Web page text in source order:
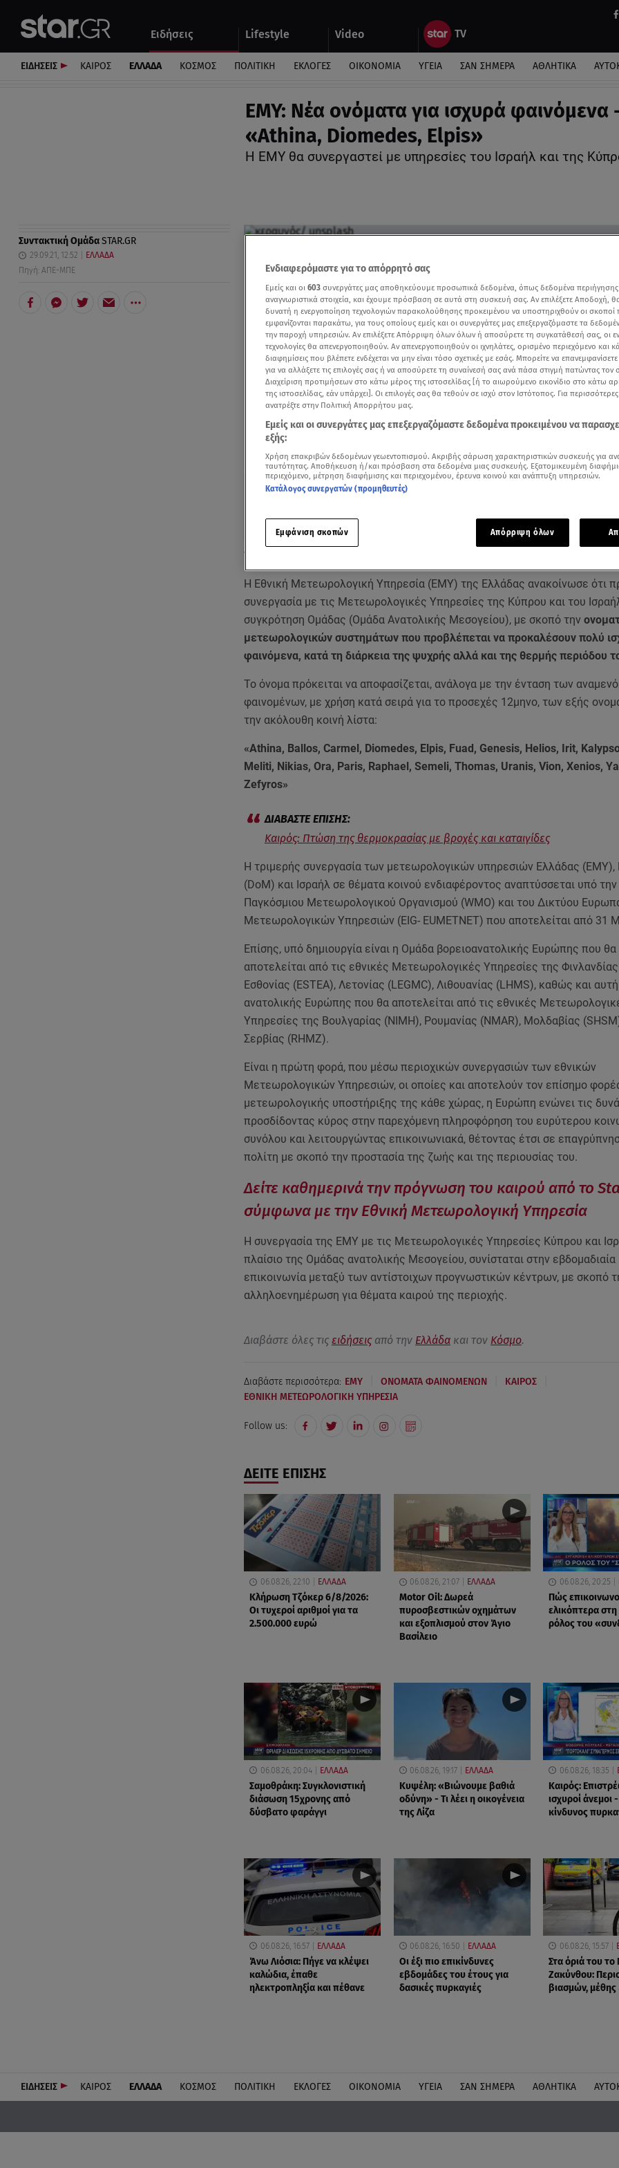
Ειδήσεις Lifestyle Video
Αυτοκίνητο
ΕΙΔΗΣΕΙΣ ΚΑΙΡΟΣ ΕΛΛΑΔΑ ΚΟΣΜΟΣ ΠΟΛΙΤΙΚΗ ΕΚΛΟΓΕΣ ΟΙΚΟΝΟΜΙΑ ΥΓΕΙΑ ΣΑΝ ΣΗΜΕΡΑ ΑΘΛΗΤΙΚΑ
ΕΜΥ: Νέα ονόματα για ισχυρά φαινόμενα
«Athina, Diomedes, Elpis»
Η ΕΜΥ θα συνεργαστεί με υπηρεσίες του Ισραήλ και της
Συντακτική ΟμάδαSTAR.GR
29.09.21, 12:52
ΕΛΛΑΔΑ
Πηγή: ΑΠΕ-ΜΠΕ
Δείτε περισσότερα άρθρα μας στα αποτελέσματα αναζήτησης
Η Εθνική Μετεωρολογική Υπηρεσία (ΕΜΥ) της Ελλάδας ανακοίνωσε ότι
συνεργασία με τις Μετεωρολογικές Υπηρεσίες της Κύπρου και του
συγκρότηση Ομάδας (Ομάδα Ανατολικής Μεσογείου), με σκοπό την
μετεωρολογικών συστημάτων που προβλέπεται να προκαλέσουν πολύ
φαινόμενα, κατά τη διάρκεια της ψυχρής αλλά και της θερμής περιόδου
Το όνομα πρόκειται να αποφασίζεται, ανάλογα με την ένταση των
φαινομένων, με χρήση κατά σειρά για το προσεχές 12μηνο, των εξής
την ακόλουθη κοινή λίστα:
«Athina, Ballos, Carmel, Diomedes, Elpis, Fuad, Genesis, Helios, Irit,
Meliti, Nikias, Ora, Paris, Raphael, Semeli, Thomas, Uranis, Vion, Xenios,
Zefyros»
Καιρός: Πτώση της θερμοκρασίας με βροχές και καταιγίδες
Η τριμερής συνεργασία των μετεωρολογικών υπηρεσιών Ελλάδας (ΕΜΥ),
(DoM) και Ισραήλ σε θέματα κοινού ενδιαφέροντος αναπτύσσεται υπό την
Παγκόσμιου Μετεωρολογικού Οργανισμού (WMO) και του Δικτύου
Μετεωρολογικών Υπηρεσιών (EIG- EUMETNET) που αποτελείται από 31
Επίσης, υπό δημιουργία είναι η Ομάδα βορειοανατολικής Ευρώπης που θα
αποτελείται από τις εθνικές Μετεωρολογικές Υπηρεσίες της
Εσθονίας (ESTEA), Λετονίας (LEGMC), Λιθουανίας (LHMS), καθώς και
ανατολικής Ευρώπης που θα αποτελείται από τις εθνικές
Υπηρεσίες της Βουλγαρίας (NIMH), Ρουμανίας (NMAR), Μολδαβίας
Σερβίας (RHMZ).
Είναι η πρώτη φορά, που μέσω περιοχικών συνεργασιών των εθνικών
Μετεωρολογικών Υπηρεσιών, οι οποίες και αποτελούν τον επίσημο
μετεωρολογικής υποστήριξης της κάθε χώρας, η Ευρώπη ενώνει τις
προσδίδοντας κύρος στην παρεχόμενη πληροφόρηση του ευρύτερου
συνόλου και λειτουργώντας επικοινωνιακά, θέτοντας έτσι σε
πολίτη με σκοπό την προστασία της ζωής και της περιουσίας του.
Δείτε καθημερινά την πρόγνωση του καιρού από το
σύμφωνα με την Εθνική Μετεωρολογική Υπηρεσία
Η συνεργασία της ΕΜΥ με τις Μετεωρολογικές Υπηρεσίες Κύπρου και
πλαίσιο της Ομάδας ανατολικής Μεσογείου, συνίσταται στην εβδομαδιαία
επικοινωνία μεταξύ των αντίστοιχων προγνωστικών κέντρων, με σκοπό
αλληλοενημέρωση για θέματα καιρού της περιοχής.
Διαβάστε όλες τις ειδήσειςαπό την Ελλάδακαι τον Κόσμο.
Διαβάστε περισσότερα: ΕΜΥ ΟΝΟΜΑΤΑ ΦΑΙΝΟΜΕΝΩΝ ΚΑΙΡΟΣ
ΕΘΝΙΚΗ ΜΕΤΕΩΡΟΛΟΓΙΚΗ ΥΠΗΡΕΣΙΑ
Follow us:
ΔΕΙΤΕ ΕΠΙΣΗΣ
06.08.26, 22:10 ΕΛΛΑΔΑ
Κλήρωση Τζόκερ 6/8/2026:
Οι τυχεροί αριθμοί για τα
2.500.000 ευρώ
06.08.26, 21:07 ΕΛΛΑΔΑ
Motor Oil: Δωρεά
πυροσβεστικών οχημάτων
και εξοπλισμού στον Άγιο
Βασίλειο
06.08.26, 20:25
Πώς
ελικόπτερα
ρόλος του
06.08.26, 20:04 ΕΛΛΑΔΑ
Σαμοθράκη: Συγκλονιστική
διάσωση 15χρονης από
δύσβατο φαράγγι
06.08.26, 19:17 ΕΛΛΑΔΑ
Κυψέλη: «Βιώνουμε βαθιά
οδύνη» - Τι λέει η οικογένεια
της Λίζα
06.08.26, 18:35
Καιρός:
ισχυροί άνεμοι
κίνδυνος
06.08.26, 16:57 ΕΛΛΑΔΑ
Άνω Λιόσια: Πήγε να κλέψει
καλώδια, έπαθε
ηλεκτροπληξία και πέθανε
06.08.26, 16:50 ΕΛΛΑΔΑ
Οι έξι πιο επικίνδυνες
εβδομάδες του έτους για
δασικές πυρκαγιές
06.08.26, 15:57
Στα όριά του
Ζακύνθου:
βιασμών, μέθης
ΕΙΔΗΣΕΙΣ ΚΑΙΡΟΣ ΕΛΛΑΔΑ ΚΟΣΜΟΣ ΠΟΛΙΤΙΚΗ ΕΚΛΟΓΕΣ ΟΙΚΟΝΟΜΙΑ ΥΓΕΙΑ ΣΑΝ ΣΗΜΕΡΑ ΑΘΛΗΤΙΚΑ
Ενδιαφερόμαστε για το απόρρητό σας
Εμείς και οι 603 συνεργάτες μας αποθηκεύουμε προσωπικά δεδομένα, όπως δεδομένα
αναγνωριστικά στοιχεία, και έχουμε πρόσβαση σε αυτά στη συσκευή σας. Αν επιλέξετε Αποδοχή,
δυνατή η ενεργοποίηση τεχνολογιών παρακολούθησης προκειμένου να υποστηριχθούν οι σκοποί
εμφανίζονται παρακάτω, για τους οποίους εμείς και οι συνεργάτες μας επεξεργαζόμαστε τα
την παροχή υπηρεσιών. Αν επιλέξετε Απόρριψη όλων όλων ή αποσύρετε τη συγκατάθεσή σας, οι
τεχνολογίες θα απενεργοποιηθούν. Αν απενεργοποιηθούν οι ιχνηλάτες, ορισμένο περιεχόμενο και
διαφημίσεις που βλέπετε ενδέχεται να μην είναι τόσο σχετικές με εσάς. Μπορείτε να
για να αλλάξετε τις επιλογές σας ή να αποσύρετε τη συναίνεσή σας ανά πάσα στιγμή πατώντας τον
Διαχείριση προτιμήσεων στο κάτω μέρος της ιστοσελίδας [ή το αιωρούμενο εικονίδιο στο κάτω
της ιστοσελίδας, εάν υπάρχει]. Οι επιλογές σας θα τεθούν σε ισχύ στον Ιστότοπος. Για
ανατρέξτε στην Πολιτική Απορρήτου μας.
Εμείς και οι συνεργάτες μας επεξεργαζόμαστε δεδομένα προκειμένου να
εξής:
Χρήση επακριβών δεδομένων γεωεντοπισμού. Ακριβής σάρωση χαρακτηριστικών συσκευής για
ταυτότητας. Αποθήκευση ή/και πρόσβαση στα δεδομένα μιας συσκευής. Εξατομικευμένη
περιεχόμενο, μέτρηση διαφήμισης και περιεχομένου, έρευνα κοινού και ανάπτυξη υπηρεσιών.
Κατάλογος συνεργατών (προμηθευτές)
Εμφάνιση σκοπών Απόρριψη όλων